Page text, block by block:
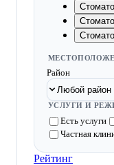
Район
УСЛУГИ И
Есть услуги
Частная
Рейтинг